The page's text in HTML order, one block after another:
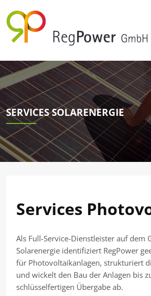
SERVICES SOLARENERGIE
Services
Als Full-Service-Dienstleister auf dem
Solarenergie identifiziert RegPower
für Photovoltaikanlagen, strukturiert
und wickelt den Bau der Anlagen bis
schlüsselfertigen Übergabe ab.